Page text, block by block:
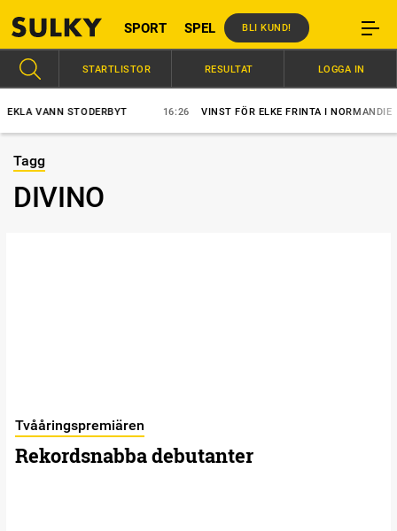
SPORT SPEL BLI KUND!
VANN STODERBYT 16:26 VINST FÖR ELKE FRINTA I NORMANDIE
STARTLISTOR RESULTAT LOGGA IN
Tagg
DIVINO
Tvååringspremiären
Rekordsnabba debutanter